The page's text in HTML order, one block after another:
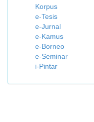
Korpus
e-Tesis
e-Jurnal
e-Kamus
e-Borneo
e-Seminar
i-Pintar